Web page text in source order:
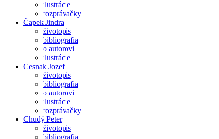
ilustrácie
rozprávačky
Čapek Jindra
životopis
bibliografia
o autorovi
ilustrácie
Cesnak Jozef
životopis
bibliografia
o autorovi
ilustrácie
rozprávačky
Chudý Peter
životopis
bibliografia